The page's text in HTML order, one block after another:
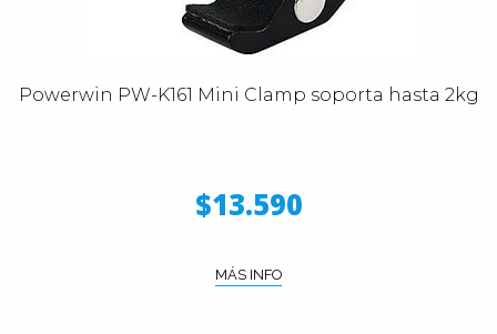
Powerwin PW-K161 Mini Clamp soporta hasta 2kg
$13.590
MÁS INFO